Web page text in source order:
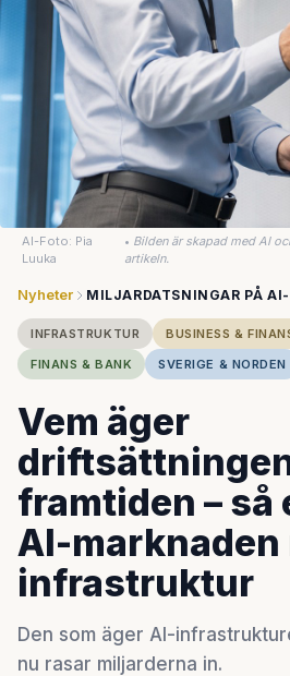
AI-Foto: Pia
Luuka
• Bilden är skapad med AI
artikeln.
Nyheter MILJARDATSNINGAR PÅ
INFRASTRUKTUR
BUSINESS &
FINANS & BANK
SVERIGE & NORDEN
Vem äger
framtiden – så
AI-marknaden
infrastruktur
Den som äger AI-
nu rasar miljarderna in.